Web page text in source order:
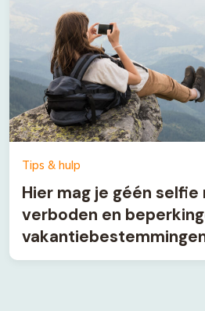
Tips & hulp
Hier mag je géén selfie
verboden en